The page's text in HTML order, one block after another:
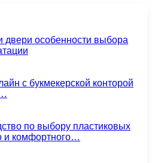
двери особенности выбора
с букмекерской конторой
по выбору пластиковых
и комфортного…